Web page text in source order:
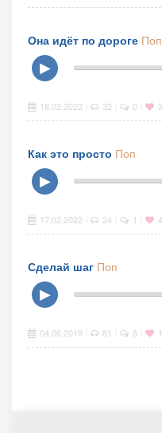
Она идёт по дороге Поп
▶
18.02.2022 32 0 3
Как это просто Поп
▶
17.02.2022 24 1 4
Сделай шаг Поп
▶
04.06.2019 81 8